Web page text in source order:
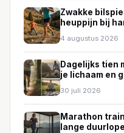
Zwakke
heuppijn bij
4 augustus 2026
Dagelijks tien
je lichaam en
30 juli 2026
Marathon
lange